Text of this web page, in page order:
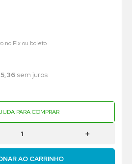
no Pix ou boleto
,36 sem juros
PARA COMPRAR
＋
AO CARRINHO